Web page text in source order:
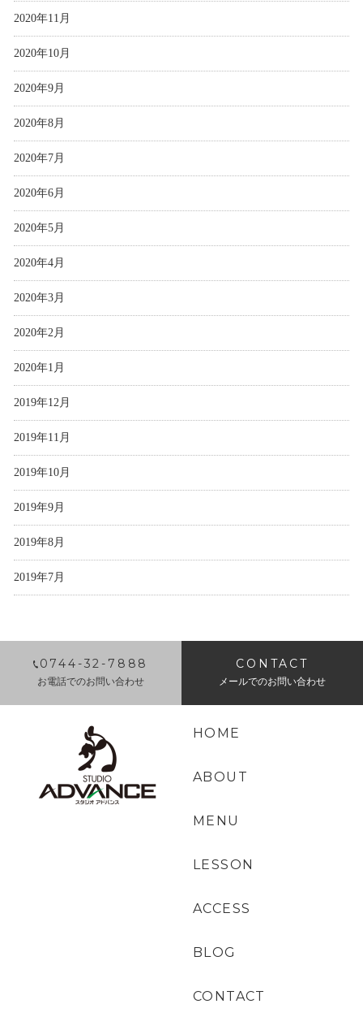
2020年11月
2020年10月
2020年9月
2020年8月
2020年7月
2020年6月
2020年5月
2020年4月
2020年3月
2020年2月
2020年1月
2019年12月
2019年11月
2019年10月
2019年9月
2019年8月
2019年7月
0744-32-7888
お電話でのお問い合わせ
CONTACT
メールでのお問い合わせ
HOME
ABOUT
MENU
LESSON
ACCESS
BLOG
CONTACT